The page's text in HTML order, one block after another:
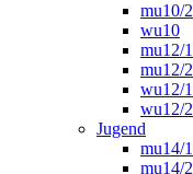
mu10/2
wu10
mu12/1
mu12/2
wu12/1
wu12/2
Jugend
mu14/1
mu14/2